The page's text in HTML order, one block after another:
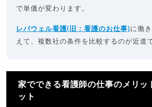
で単価が変わります。
レバウェル看護(旧：看護のお仕事)に働
えて、複数社の条件を比較するのが近道
家でできる看護師の仕事のメリッ
ット